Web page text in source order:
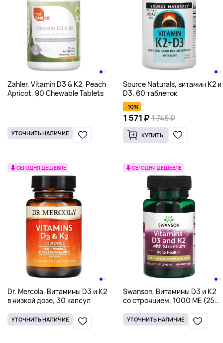
Zahler, Vitamin D3 & K2, Peach
Apricot, 90 Chewable Tablets
УТОЧНИТЬ НАЛИЧИЕ
Source Naturals, витамин K2 и
D3, 60 таблеток
-10%
1 571 ₽ 1 745 ₽
КУПИТЬ
СЕГОДНЯ ДЕШЕВЛЕ
Dr. Mercola, Витамины D3 и K2
в низкой дозе, 30 капсул
УТОЧНИТЬ НАЛИЧИЕ
СЕГОДНЯ ДЕШЕВЛЕ
Swanson, Витамины D3 и K2
со стронцием, 1000 МЕ (25
УТОЧНИТЬ НАЛИЧИЕ